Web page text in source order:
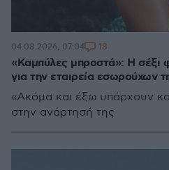
«Καμπύλες μπροστά»: Η σέξι
για την εταιρεία εσωρούχων
«Ακόμα και έξω υπάρχουν
στην ανάρτησή της
04.08.2026, 07:04 18